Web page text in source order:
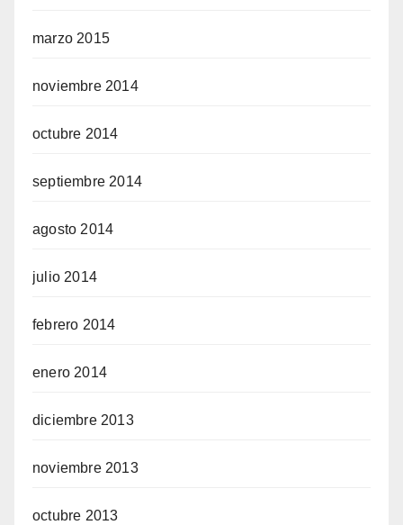
marzo 2015
noviembre 2014
octubre 2014
septiembre 2014
agosto 2014
julio 2014
febrero 2014
enero 2014
diciembre 2013
noviembre 2013
octubre 2013